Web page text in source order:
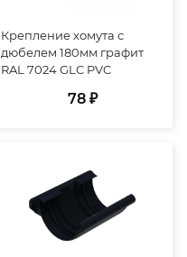
Крепление хомута с
дюбелем 180мм графит
RAL 7024 GLC PVC
78 ₽